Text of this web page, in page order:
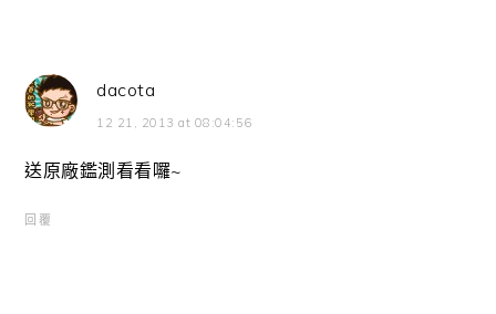
dacota
12 21, 2013 at 08:04:56
送原廠鑑測看看囉~
回覆